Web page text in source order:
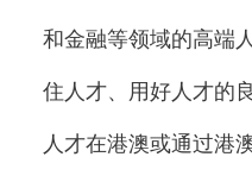
和金融等领域的高端
住人才、用好人才的
人才在港澳或通过港